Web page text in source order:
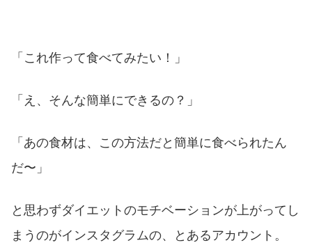
「これ作って食べてみたい！」
「え、そんな簡単にできるの？」
「あの食材は、この方法だと簡単に食べられたん
だ〜」
と思わずダイエットのモチベーションが上がってし
まうのがインスタグラムの、とあるアカウント。